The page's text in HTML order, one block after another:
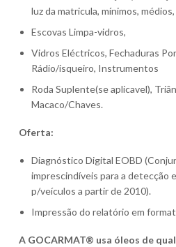
luz da matricula, mínimos,
Escovas Limpa-vidros,
Vidros Eléctricos, Fechaduras
Rádio/isqueiro, Instrumentos
Roda Suplente(se aplicavel),
Macaco/Chaves.
Oferta:
Diagnóstico Digital EOBD
imprescindíveis para a detecção
p/veículos a partir de 2010).
Impressão do relatório em
A GOCARMAT® usa óleos de